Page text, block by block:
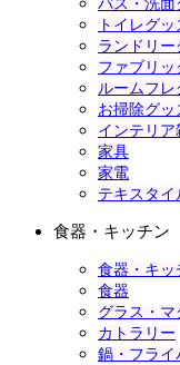
バス・洗面
トイレグッ
ランドリー
ファブリッ
ルームフレ
お掃除グッ
インテリア
家具
家電
テキスタイ
食器・キッチン
食器・キッ
食器
グラス・
カトラリー
鍋・フライ